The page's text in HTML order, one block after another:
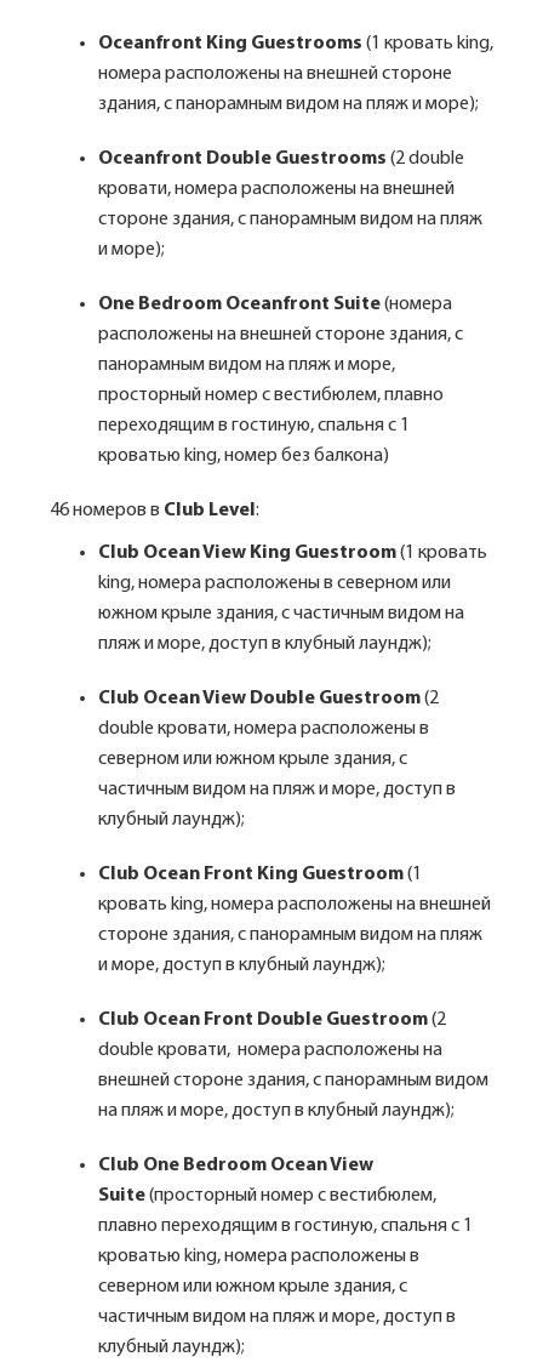
Oceanfront King Guestrooms (1 кровать king,
номера расположены на внешней стороне
здания, с панорамным видом на пляж и море);
Oceanfront Double Guestrooms (2 double
кровати, номера расположены на внешней
стороне здания, с панорамным видом на пляж
и море);
One Bedroom Oceanfront Suite(номера
расположены на внешней стороне здания, с
панорамным видом на пляж и море,
просторный номер с вестибюлем, плавно
переходящим в гостиную, спальня с 1
кроватью king, номер без балкона)
46 номеров в Club Level :
Club Ocean View King Guestroom(1 кровать
king, номера расположены в северном или
южном крыле здания, с частичным видом на
пляж и море, доступ в клубный лаундж);
Club Ocean View Double Guestroom(2
double кровати, номера расположены в
северном или южном крыле здания, с
частичным видом на пляж и море, доступ в
клубный лаундж);
Club Ocean Front King Guestroom(1
кровать king, номера расположены на внешней
стороне здания, с панорамным видом на пляж
и море, доступ в клубный лаундж);
Club Ocean Front Double Guestroom(2
double кровати, номера расположены на
внешней стороне здания, с панорамным видом
на пляж и море, доступ в клубный лаундж);
Club One Bedroom Ocean View
Suite(просторный номер с вестибюлем,
плавно переходящим в гостиную, спальня с 1
кроватью king, номера расположены в
северном или южном крыле здания, с
частичным видом на пляж и море, доступ в
клубный лаундж);